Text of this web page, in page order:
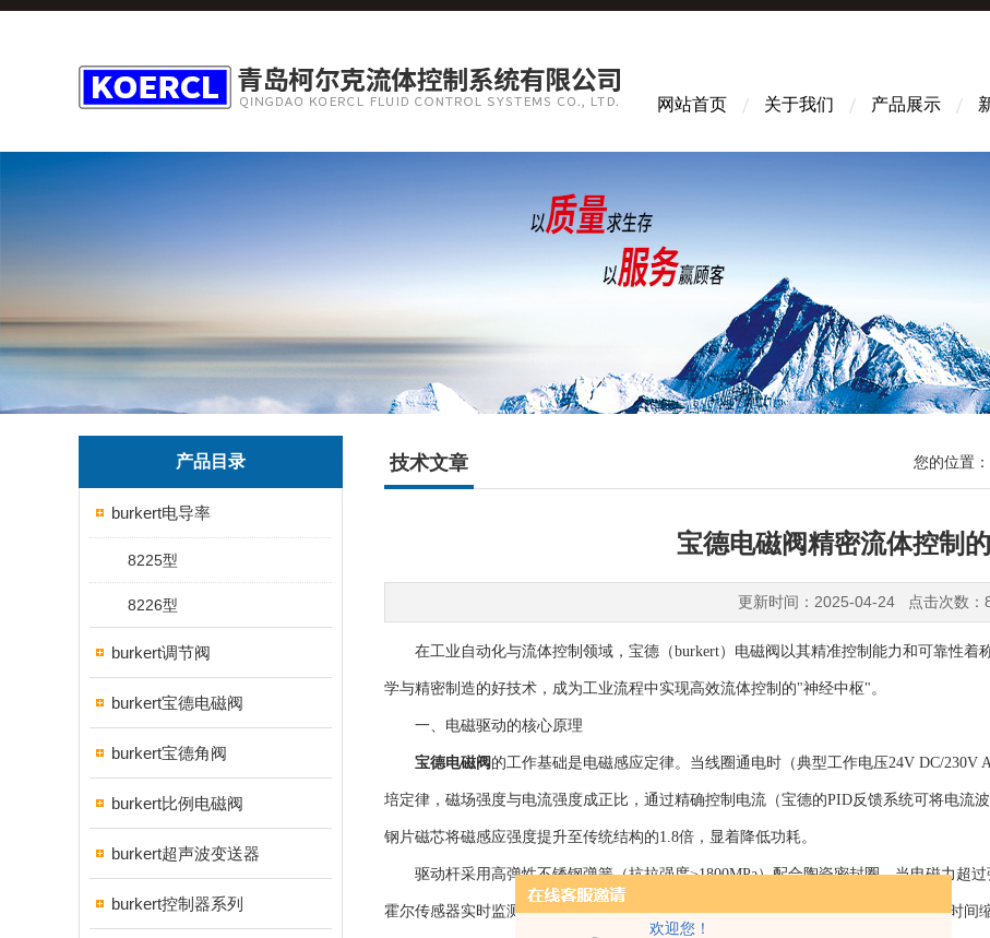
欢迎您！
网站首页 关于我们 产品展示
产品目录
burkert电导率
8225型
8226型
burkert调节阀
burkert宝德电磁阀
burkert宝德角阀
burkert比例电磁阀
burkert超声波变送器
burkert控制器系列
技术文章 您的位置：
宝德电磁阀精密流体控制
更新时间：2025-04-24 点击次数：
在工业自动化与流体控制领域，宝德（burkert）电磁阀以其精准控制能力和可靠性着
学与精密制造的好技术，成为工业流程中实现高效流体控制的"神经中枢"。
一、电磁驱动的核心原理
宝德电磁阀 的工作基础是电磁感应定律。当线圈通电时（典型工作电压24V DC/
培定律，磁场强度与电流强度成正比，通过精确控制电流（宝德的PID反馈系统可将电流
钢片磁芯将磁感应强度提升至传统结构的1.8倍，显着降低功耗。
驱动杆采用高弹性不锈钢弹簧（抗拉强度≥1800MPa）配合陶瓷密封圈，当电磁力超
霍尔传感器实时监测（精度±0.01mm），形成闭环控制。这种机电一体化设计使响应时间